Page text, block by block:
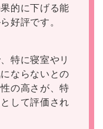
的に下げる能
好評です。
特に寝室やリ
ならないとの
の高さが、特
して評価され